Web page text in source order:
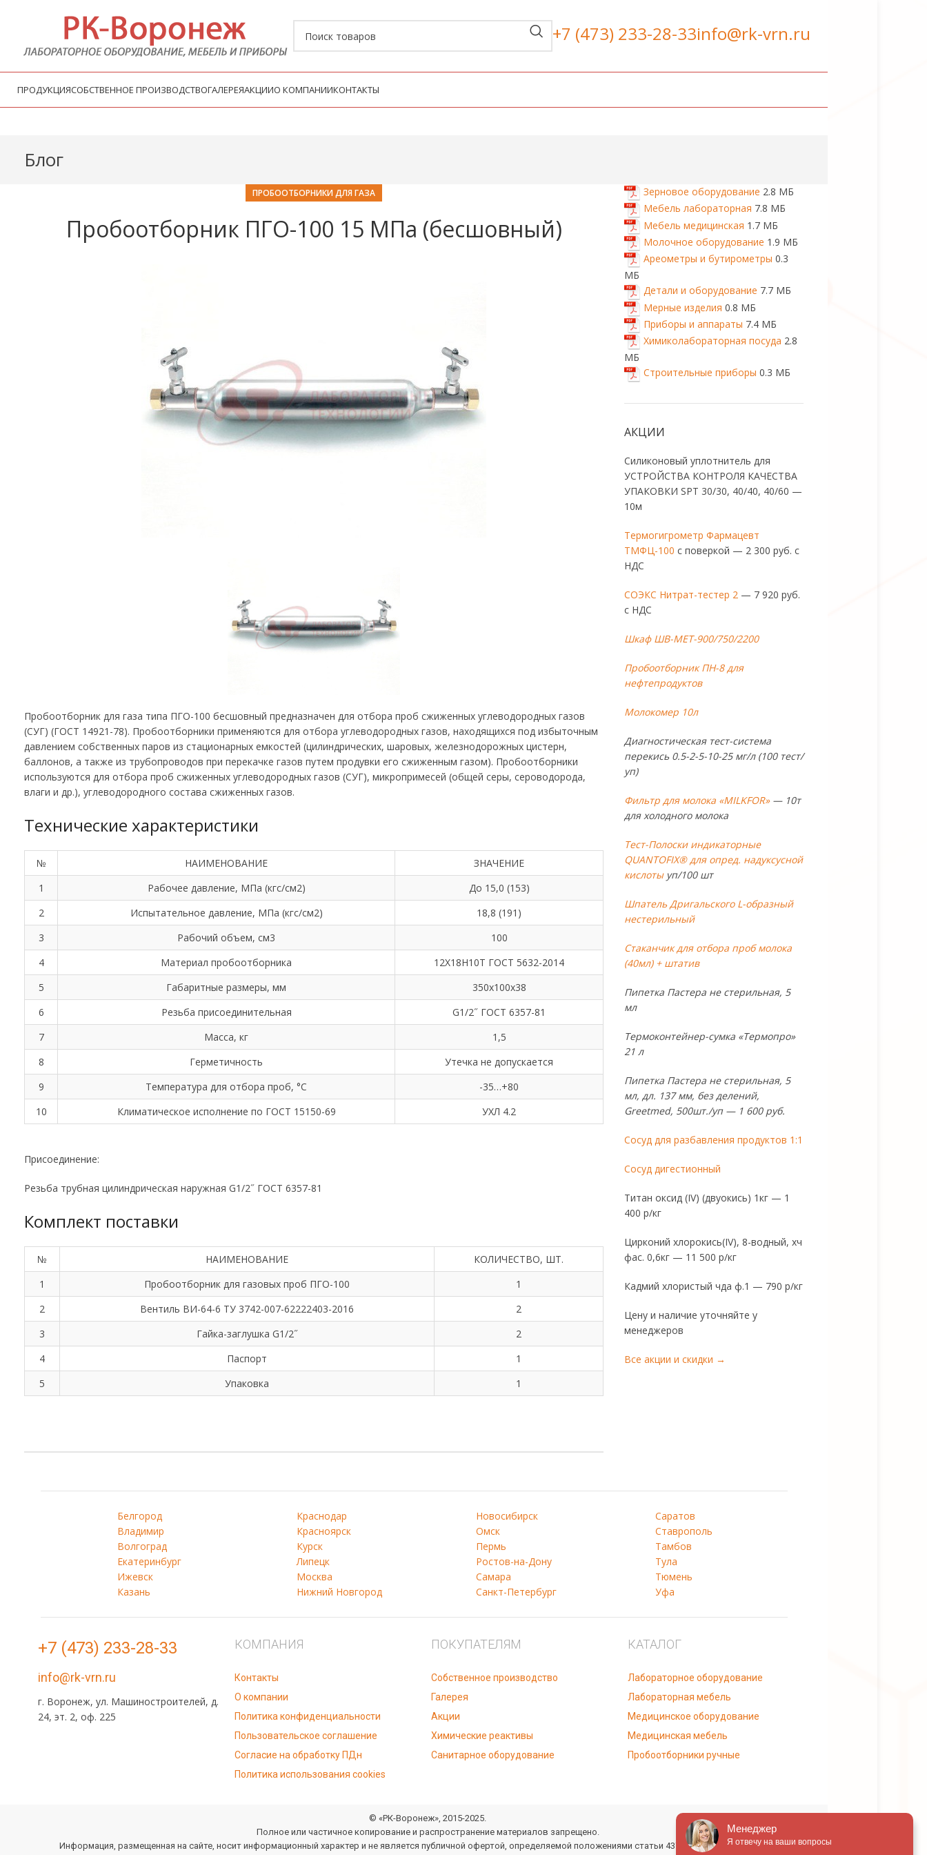
+7 (473) 233-28-33info@rk-vrn.ru
ПРОДУКЦИЯСОБСТВЕННОЕ ПРОИЗВОДСТВОГАЛЕРЕЯАКЦИИО КОМПАНИИКОНТАКТЫ
Блог
ПРОБООТБОРНИКИ ДЛЯ ГАЗА
Пробоотборник ПГО-100 15 МПа (бесшовный)
Пробоотборник для газа типа ПГО-100 бесшовный предназначен для отбора проб сжиженных углеводородных газов
(СУГ) (ГОСТ 14921-78). Пробоотборники применяются для отбора углеводородных газов, находящихся под избыточным
давлением собственных паров из стационарных емкостей (цилиндрических, шаровых, железнодорожных цистерн,
баллонов, а также из трубопроводов при перекачке газов путем продувки его сжиженным газом). Пробоотборники
используются для отбора проб сжиженных углеводородных газов (СУГ), микропримесей (общей серы, сероводорода,
влаги и др.), углеводородного состава сжиженных газов.
Технические характеристики
№ НАИМЕНОВАНИЕ
ЗНАЧЕНИЕ
1
Рабочее давление, МПа (кгс/см2)
До 15,0 (153)
2
Испытательное давление, МПа (кгс/см2)
18,8 (191)
3
Рабочий объем, см3
100
4
Материал пробоотборника
12Х18Н10Т ГОСТ 5632-2014
5
Габаритные размеры, мм
350х100х38
6
Резьба присоединительная
G1/2˝ ГОСТ 6357-81
7
Масса, кг
1,5
8
Герметичность
Утечка не допускается
9
Температура для отбора проб, °С
-35…+80
10
Климатическое исполнение по ГОСТ 15150-69 УХЛ 4.2
Присоединение:
Резьба трубная цилиндрическая наружная G1/2˝ ГОСТ 6357-81
Комплект поставки
№ НАИМЕНОВАНИЕ
КОЛИЧЕСТВО, ШТ.
1
Пробоотборник для газовых проб ПГО-100
1
2
Вентиль ВИ-64-6 ТУ 3742-007-62222403-2016
2
3
Гайка-заглушка G1/2˝
2
4
Паспорт
1
5
Упаковка 1
Зерновое оборудование 2.8 МБ
Мебель лабораторная 7.8 МБ
Мебель медицинская 1.7 МБ
Молочное оборудование 1.9 МБ
Ареометры и бутирометры 0.3
МБ
Детали и оборудование 7.7 МБ
Мерные изделия 0.8 МБ
Приборы и аппараты 7.4 МБ
Химиколабораторная посуда 2.8
МБ
Строительные приборы 0.3 МБ
АКЦИИ
Силиконовый уплотнитель для
УСТРОЙСТВА КОНТРОЛЯ КАЧЕСТВА
УПАКОВКИ SPT 30/30, 40/40, 40/60 —
10м
Термогигрометр Фармацевт
ТМФЦ-100 с поверкой — 2 300 руб. с
НДС
СОЭКС Нитрат-тестер 2 — 7 920 руб.
с НДС
Шкаф ШВ-МЕТ-900/750/2200
Пробоотборник ПН-8 для
нефтепродуктов
Молокомер 10л
Диагностическая тест-система
перекись 0.5-2-5-10-25 мг/л (100 тест/
уп)
Фильтр для молока «MILKFOR»— 10т
для холодного молока
Тест-Полоски индикаторные
QUANTOFIX® для опред. надуксусной
кислотыуп/100 шт
Шпатель Дригальского L-образный
нестерильный
Стаканчик для отбора проб молока
(40мл) + штатив
Пипетка Пастера не стерильная, 5
мл
Термоконтейнер-сумка «Термопро»
21 л
Пипетка Пастера не стерильная, 5
мл, дл. 137 мм, без делений,
Greetmed, 500шт./уп — 1 600 руб.
Сосуд для разбавления продуктов 1:1
Сосуд дигестионный
Титан оксид (IV) (двуокись) 1кг — 1
400 р/кг
Цирконий хлорокись(IV), 8-водный, хч
фас. 0,6кг — 11 500 р/кг
Кадмий хлористый чда ф.1 — 790 р/кг
Цену и наличие уточняйте у
менеджеров
Все акции и скидки →
Белгород
Владимир
Волгоград
Екатеринбург
Ижевск
Казань
Краснодар
Красноярск
Курск
Липецк
Москва
Нижний Новгород
Новосибирск
Омск
Пермь
Ростов-на-Дону
Самара
Санкт-Петербург
Саратов
Ставрополь
Тамбов
Тула
Тюмень
Уфа
+7 (473) 233-28-33
info@rk-vrn.ru
г. Воронеж, ул. Машиностроителей, д.
24, эт. 2, оф. 225
КОМПАНИЯ
Контакты
О компании
Политика конфиденциальности
Пользовательское соглашение
Согласие на обработку ПДн
Политика использования cookies
ПОКУПАТЕЛЯМ
Собственное производство
Галерея
Акции
Химические реактивы
Санитарное оборудование
КАТАЛОГ
Лабораторное оборудование
Лабораторная мебель
Медицинское оборудование
Медицинская мебель
Пробоотборники ручные
© «РК-Воронеж», 2015-2025.
Полное или частичное копирование и распространение материалов запрещено.
Информация, размещенная на сайте, носит информационный характер и не является публичной офертой, определяемой положениями статьи 437 Гражданского кодекса РФ.
Менеджер
Я отвечу на ваши вопросы